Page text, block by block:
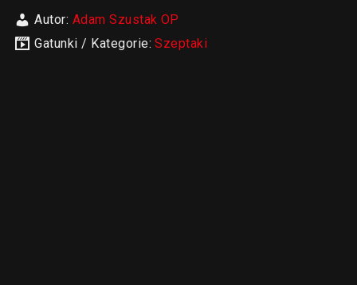
Autor: Adam Szustak OP
Gatunki / Kategorie:Szeptaki